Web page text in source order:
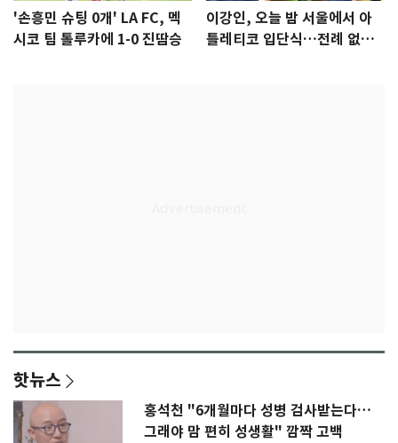
'손흥민 슈팅 0개' LA FC, 멕
시코 팀 톨루카에 1-0 진땀승
이강인, 오늘 밤 서울에서 아
틀레티코 입단식…전례 없는
핫뉴스
홍석천 "6개월마다 성병 검사받는다…
그래야 맘 편히 성생활" 깜짝 고백